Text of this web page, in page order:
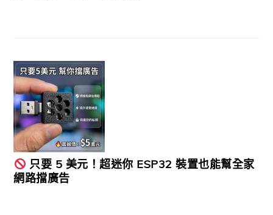
只要 5 美元！超迷你 ESP32 裝置也能幫全家
網路擋廣告